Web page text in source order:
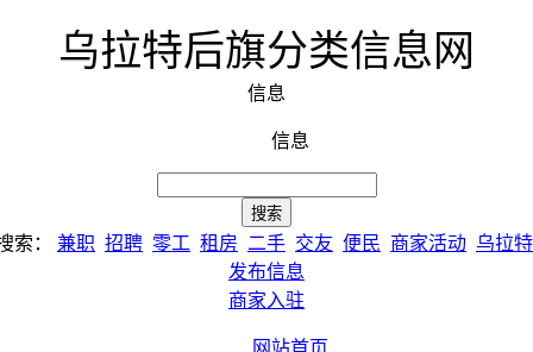
乌拉特后旗分类信息网
信息
信息
索： 兼职 招聘 零工 租房 二手 交友 便民 商家活动 乌拉
发布信息
商家入驻
网站首页